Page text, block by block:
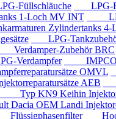
Füllschläuche LPG-
1-Loch MV INT
Zylindertanks 4-
LPG-
Zubehör BRC
Verdampfer IMPCO
OMVL
AEB
Typ KN9 Keihin
OEM Landi